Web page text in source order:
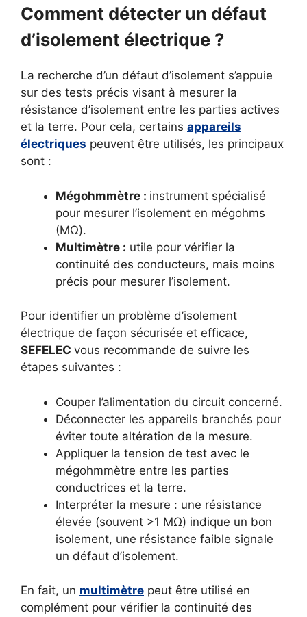
Comment détecter un défaut
d’isolement électrique ?
La recherche d’un défaut d’isolement s’appuie
sur des tests précis visant à mesurer la
résistance d’isolement entre les parties actives
et la terre. Pour cela, certains appareils
électriques peuvent être utilisés, les principaux
sont :
Mégohmmètre : instrument spécialisé
pour mesurer l’isolement en mégohms
(MΩ).
Multimètre : utile pour vérifier la
continuité des conducteurs, mais moins
précis pour mesurer l’isolement.
Pour identifier un problème d’isolement
électrique de façon sécurisée et efficace,
SEFELEC vous recommande de suivre les
étapes suivantes :
Couper l’alimentation du circuit concerné.
Déconnecter les appareils branchés pour
éviter toute altération de la mesure.
Appliquer la tension de test avec le
mégohmmètre entre les parties
conductrices et la terre.
Interpréter la mesure : une résistance
élevée (souvent >1 MΩ) indique un bon
isolement, une résistance faible signale
un défaut d’isolement.
En fait, un multimètre peut être utilisé en
complément pour vérifier la continuité des